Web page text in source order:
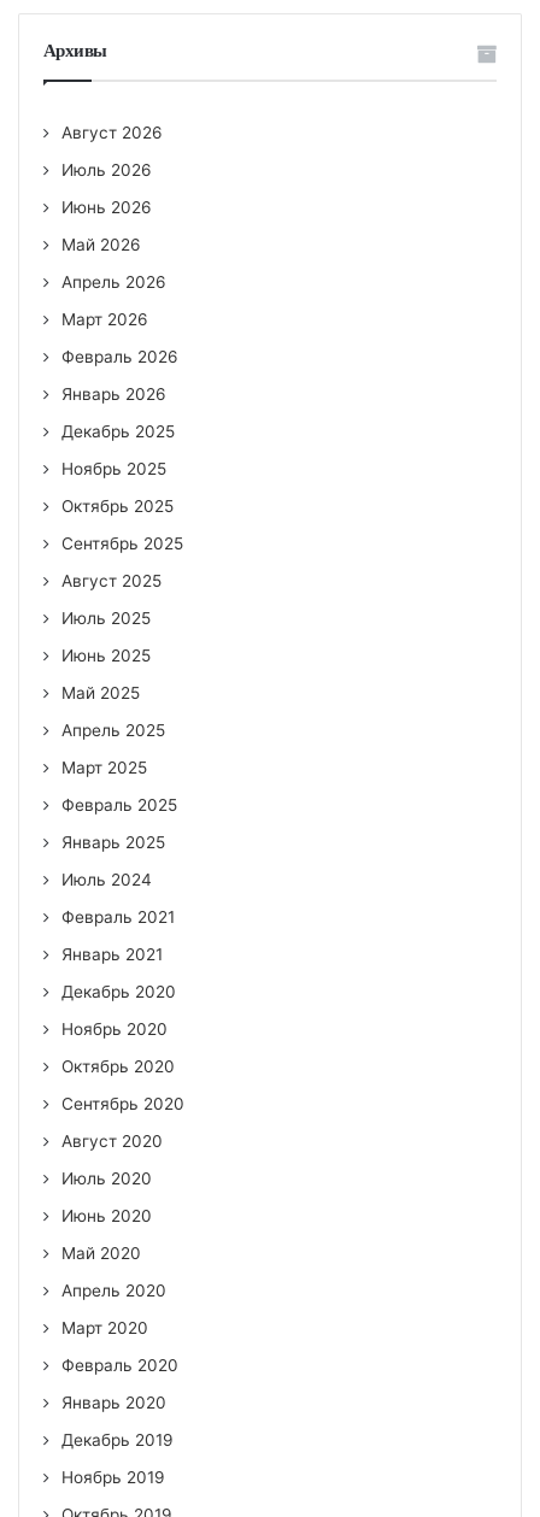
Архивы
Август 2026
Июль 2026
Июнь 2026
Май 2026
Апрель 2026
Март 2026
Февраль 2026
Январь 2026
Декабрь 2025
Ноябрь 2025
Октябрь 2025
Сентябрь 2025
Август 2025
Июль 2025
Июнь 2025
Май 2025
Апрель 2025
Март 2025
Февраль 2025
Январь 2025
Июль 2024
Февраль 2021
Январь 2021
Декабрь 2020
Ноябрь 2020
Октябрь 2020
Сентябрь 2020
Август 2020
Июль 2020
Июнь 2020
Май 2020
Апрель 2020
Март 2020
Февраль 2020
Январь 2020
Декабрь 2019
Ноябрь 2019